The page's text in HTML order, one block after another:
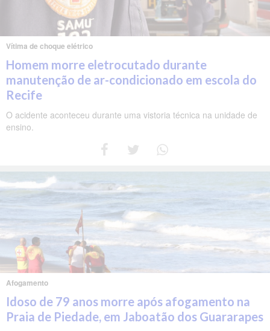
Vítima de choque elétrico
Homem morre eletrocutado durante
manutenção de ar-condicionado em escola do
Recife
O acidente aconteceu durante uma vistoria técnica na unidade de
ensino.
Afogamento
Idoso de 79 anos morre após afogamento na
Praia de Piedade, em Jaboatão dos Guararapes